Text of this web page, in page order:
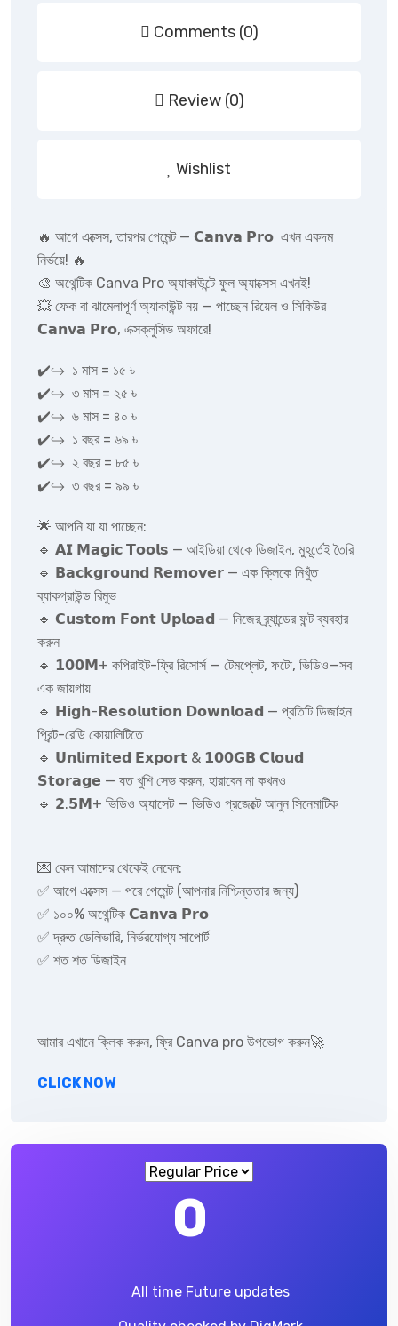
Comments (0)
Review (0)
Wishlist
🔥 আগে এক্সেস, তারপর পেমেন্ট — 𝗖𝗮𝗻𝘃𝗮 𝗣𝗿𝗼 এখন একদম
নির্ভয়ে! 🔥
🎨 অথেন্টিক Canva Pro অ্যাকাউন্টে ফুল অ্যাক্সেস এখনই!
💥 ফেক বা ঝামেলাপূর্ণ অ্যাকাউন্ট নয় — পাচ্ছেন রিয়েল ও সিকিউর
𝗖𝗮𝗻𝘃𝗮 𝗣𝗿𝗼, এক্সক্লুসিভ অফারে!
✔️↪︎ ১ মাস = ১৫ ৳
✔️↪︎ ৩ মাস = ২৫ ৳
✔️↪︎ ৬ মাস = ৪০ ৳
✔️↪︎ ১ বছর = ৬৯ ৳
✔️↪︎ ২ বছর = ৮৫ ৳
✔️↪︎ ৩ বছর = ৯৯ ৳
🌟 আপনি যা যা পাচ্ছেন:
🔹 𝗔𝗜 𝗠𝗮𝗴𝗶𝗰 𝗧𝗼𝗼𝗹𝘀 — আইডিয়া থেকে ডিজাইন, মুহূর্তেই তৈরি
🔹 𝗕𝗮𝗰𝗸𝗴𝗿𝗼𝘂𝗻𝗱 𝗥𝗲𝗺𝗼𝘃𝗲𝗿 — এক ক্লিকে নিখুঁত
ব্যাকগ্রাউন্ড রিমুভ
🔹 𝗖𝘂𝘀𝘁𝗼𝗺 𝗙𝗼𝗻𝘁 𝗨𝗽𝗹𝗼𝗮𝗱 — নিজের ব্র্যান্ডের ফন্ট ব্যবহার
করুন
🔹 𝟭𝟬𝟬𝗠+ কপিরাইট-ফ্রি রিসোর্স — টেমপ্লেট, ফটো, ভিডিও—সব
এক জায়গায়
🔹 𝗛𝗶𝗴𝗵-𝗥𝗲𝘀𝗼𝗹𝘂𝘁𝗶𝗼𝗻 𝗗𝗼𝘄𝗻𝗹𝗼𝗮𝗱 — প্রতিটি ডিজাইন
প্রিন্ট-রেডি কোয়ালিটিতে
🔹 𝗨𝗻𝗹𝗶𝗺𝗶𝘁𝗲𝗱 𝗘𝘅𝗽𝗼𝗿𝘁 & 𝟭𝟬𝟬𝗚𝗕 𝗖𝗹𝗼𝘂𝗱
𝗦𝘁𝗼𝗿𝗮𝗴𝗲 — যত খুশি সেভ করুন, হারাবেন না কখনও
🔹 𝟮.𝟱𝗠+ ভিডিও অ্যাসেট — ভিডিও প্রজেক্টে আনুন সিনেমাটিক
💌 কেন আমাদের থেকেই নেবেন:
✅ আগে এক্সেস — পরে পেমেন্ট (আপনার নিশ্চিন্ততার জন্য)
✅ ১০০% অথেন্টিক 𝗖𝗮𝗻𝘃𝗮 𝗣𝗿𝗼
✅ দ্রুত ডেলিভারি, নির্ভরযোগ্য সাপোর্ট
✅ শত শত ডিজাইন
আমার এখানে ক্লিক করুন, ফ্রি Canva pro উপভোগ করুন🚀
CLICK NOW
0
All time Future updates